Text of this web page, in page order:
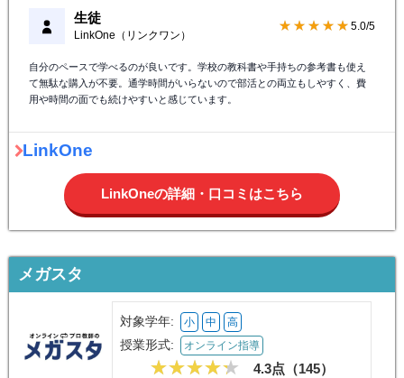
生徒
LinkOne（リンクワン）
★★★★★ 5.0/5
自分のペースで学べるのが良いです。学校の教科書や手持ちの参考書も使え
て無駄な購入が不要。通学時間がいらないので部活との両立もしやすく、費
用や時間の面でも続けやすいと感じています。
LinkOne
LinkOneの詳細・口コミはこちら
メガスタ
対象学年: 小 中 高
授業形式: オンライン指導
4.3点（145）